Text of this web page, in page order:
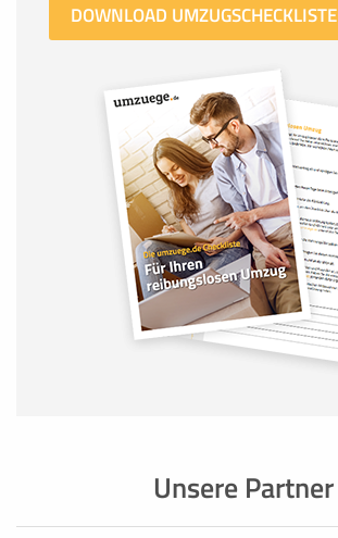
DOWNLOAD UMZUGSCHECKLISTE
Unsere Partner